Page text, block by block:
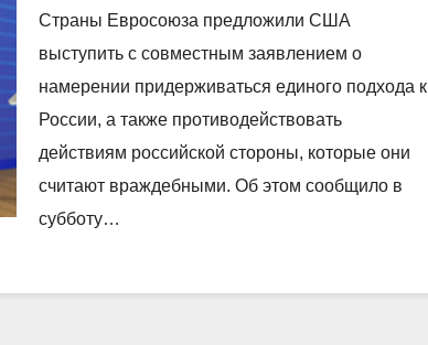
действий» российских
властей
Страны Евросоюза предложили США
выступить с совместным заявлением о
намерении придерживаться единого подхода к
России, а также противодействовать
действиям российской стороны, которые они
считают враждебными. Об этом сообщило в
субботу…